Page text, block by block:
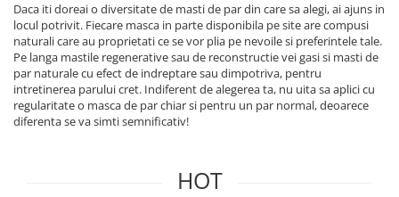
Daca iti doreai o diversitate de masti de par din care sa alegi, ai ajuns in
locul potrivit. Fiecare masca in parte disponibila pe site are compusi
naturali care au proprietati ce se vor plia pe nevoile si preferintele tale.
Pe langa mastile regenerative sau de reconstructie vei gasi si masti de
par naturale cu efect de indreptare sau dimpotriva, pentru
intretinerea parului cret. Indiferent de alegerea ta, nu uita sa aplici cu
regularitate o masca de par chiar si pentru un par normal, deoarece
diferenta se va simti semnificativ!
HOT